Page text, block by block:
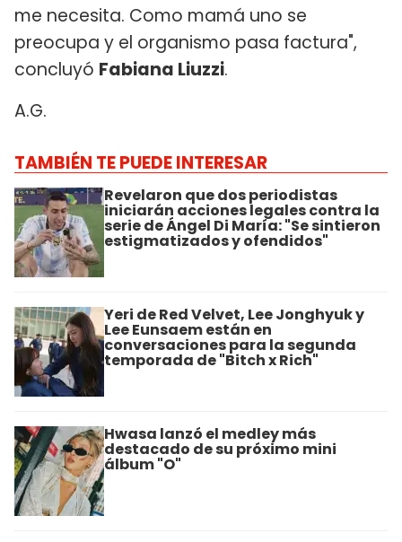
me necesita. Como mamá uno se
preocupa y el organismo pasa factura",
concluyó Fabiana Liuzzi.
A.G.
TAMBIÉN TE PUEDE INTERESAR
Revelaron que dos periodistas
iniciarán acciones legales contra la
serie de Ángel Di María: "Se sintieron
estigmatizados y ofendidos"
Yeri de Red Velvet, Lee Jonghyuk y
Lee Eunsaem están en
conversaciones para la segunda
temporada de "Bitch x Rich"
Hwasa lanzó el medley más
destacado de su próximo mini
álbum "O"